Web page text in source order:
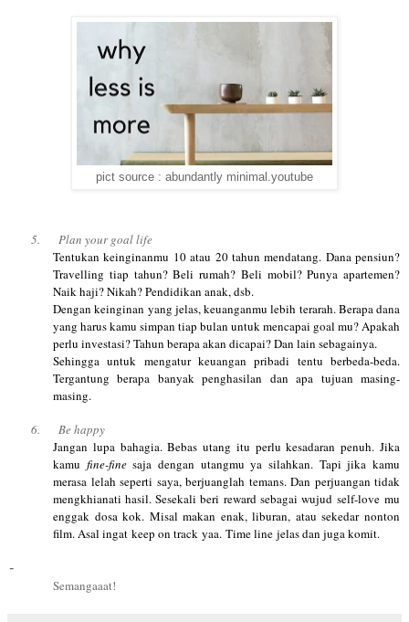
pict source : abundantly minimal.youtube
5.
Plan your goal life
Tentukan keinginanmu 10 atau 20 tahun mendatang. Dana pensiun?
Travelling tiap tahun? Beli rumah? Beli mobil? Punya apartemen?
Naik haji? Nikah? Pendidikan anak, dsb.
Dengan keinginan yang jelas, keuanganmu lebih terarah. Berapa dana
yang harus kamu simpan tiap bulan untuk mencapai goal mu? Apakah
perlu investasi? Tahun berapa akan dicapai? Dan lain sebagainya.
Sehingga untuk mengatur keuangan pribadi tentu berbeda-beda.
Tergantung berapa banyak penghasilan dan apa tujuan masing-
masing.
6.
Be happy
Jangan lupa bahagia. Bebas utang itu perlu kesadaran penuh. Jika
kamu fine-finesaja dengan utangmu ya silahkan. Tapi jika kamu
merasa lelah seperti saya, berjuanglah temans. Dan perjuangan tidak
mengkhianati hasil. Sesekali beri rewardsebagai wujudself-love mu
enggak dosa kok. Misal makan enak, liburan, atau sekedar nonton
film. Asal ingat keep on track yaa. Time line jelas dan juga komit.
-
Semangaaat!